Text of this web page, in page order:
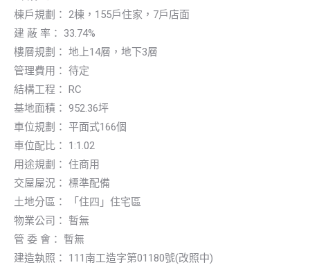
棟戶規劃： 2棟，155戶住家，7戶店面
建 蔽 率： 33.74%
樓層規劃： 地上14層，地下3層
管理費用： 待定
結構工程： RC
基地面積： 952.36坪
車位規劃： 平面式166個
車位配比： 1:1.02
用途規劃： 住商用
交屋屋況： 標準配備
土地分區： 「住四」住宅區
物業公司： 暫無
管 委 會： 暫無
建造執照： 111南工造字第01180號(改照中)